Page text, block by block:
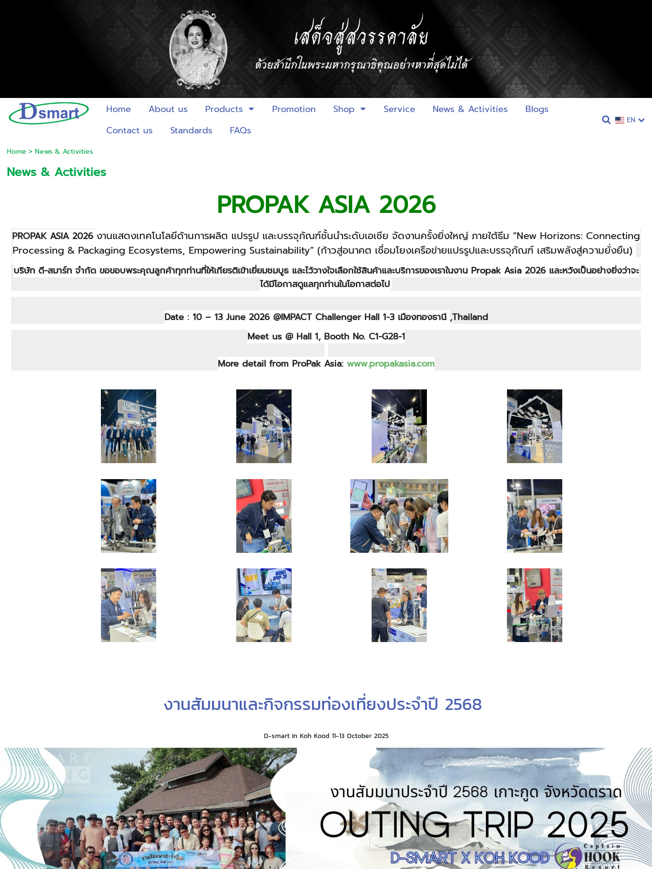
Home About us Products Promotion Shop Service News & Activities
Blogs
Contact us
Standards FAQs
EN
Home > News & Activities
News & Activities
PROPAK ASIA 2026
PROPAK ASIA 2026 งานแสดงเทคโนโลยีด้านการผลิต แปรรูป และบรรจุภัณฑ์ชั้นนำระดับเอเชีย จัดงานครั้งยิ่งใหญ่ ภายใต้ธีม “New Horizons: Connecting
Processing & Packaging Ecosystems, Empowering Sustainability” (ก้าวสู่อนาคต เชื่อมโยงเครือข่ายแปรรูปและบรรจุภัณฑ์ เสริมพลังสู่ความยั่งยืน)
บริษัท ดี-สมาร์ท จำกัด ขอขอบพระคุณลูกค้าทุกท่านที่ให้เกียรติเข้าเยี่ยมชมบูธ และไว้วางใจเลือกใช้สินค้าและบริการของเราในงาน Propak Asia 2026 และหวังเป็นอย่างยิ่งว่าจะ
ได้มีโอกาสดูแลทุกท่านในโอกาสต่อไป
Date : 10 – 13 June 2026 @IMPACT Challenger Hall 1-3 เมืองทองธานี ,Thailand
Meet us @ Hall 1, Booth No. C1-G28-1
More detail from ProPak Asia: www.propakasia.com
งานสัมมนาและกิจกรรมท่องเที่ยงประจำปี 2568
D-smart In Koh Kood 11-13 October 2025